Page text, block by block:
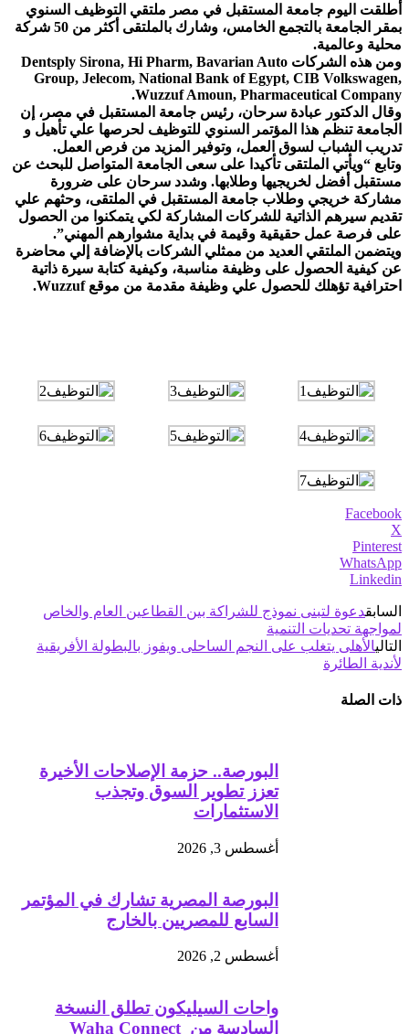
أطلقت اليوم جامعة المستقبل في مصر ملتقي التوظيف السنوي
بمقر الجامعة بالتجمع الخامس، وشارك بالملتقى أكثر من 50 شركة
محلية وعالمية.
ومن هذه الشركات Dentsply Sirona, Hi Pharm, Bavarian Auto
Group, Jelecom, National Bank of Egypt, CIB Volkswagen,
Wuzzuf Amoun, Pharmaceutical Company.
وقال الدكتور عبادة سرحان، رئيس جامعة المستقبل في مصر، إن
الجامعة تنظم هذا المؤتمر السنوي للتوظيف لحرصها علي تأهيل و
تدريب الشباب لسوق العمل، وتوفير المزيد من فرص العمل.
وتابع “ويأتي الملتقى تأكيدا على سعى الجامعة المتواصل للبحث عن
مستقبل أفضل لخريجيها وطلابها. وشدد سرحان على ضرورة
مشاركة خريجي وطلاب جامعة المستقبل في الملتقى، وحثهم علي
تقديم سيرهم الذاتية للشركات المشاركة لكي يتمكنوا من الحصول
على فرصة عمل حقيقية وقيمة في بداية مشوارهم المهني”.
ويتضمن الملتقي العديد من ممثلي الشركات بالإضافة إلي محاضرة
عن كيفية الحصول على وظيفة مناسبة، وكيفية كتابة سيرة ذاتية
احترافية تؤهلك للحصول علي وظيفة مقدمة من موقع Wuzzuf.
Facebook
X
Pinterest
WhatsApp
Linkedin
السابقدعوة لتبنى نموذج للشراكة بين القطاعين العام والخاص
لمواجهة تحديات التنمية
التاليالأهلى يتغلب على النجم الساحلى ويفوز بالبطولة الأفريقية
لأندية الطائرة
ذات الصلة
البورصة.. حزمة الإصلاحات الأخيرة
تعزز تطوير السوق وتجذب
الاستثمارات
أغسطس 3, 2026
البورصة المصرية تشارك في المؤتمر
السابع للمصريين بالخارج
أغسطس 2, 2026
واحات السيليكون تطلق النسخة
السادسة من Waha Connect